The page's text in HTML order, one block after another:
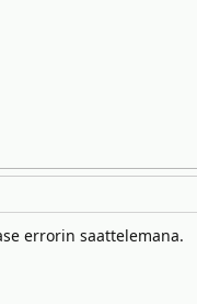
errorin saattelemana.